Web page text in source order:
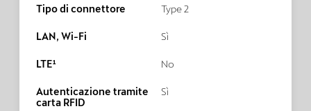
Tipo di connettore Type 2
LAN, Wi-Fi Sì
LTE¹ No
Autenticazione tramite
carta RFID
Sì